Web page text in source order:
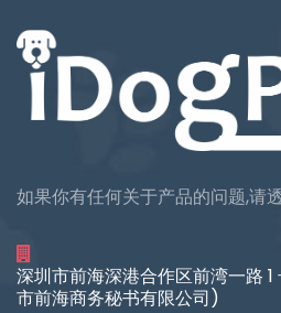
如果你有任何关于产品的问题,请
深圳市前海深港合作区前湾一路
市前海商务秘书有限公司)